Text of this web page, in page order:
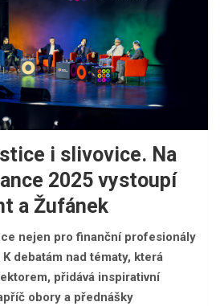
i slivovice. Na
2025 vystoupí
a Žufánek
nejen pro finanční profesionály
debatám nad tématy, která
přidává inspirativní
obory a přednášky